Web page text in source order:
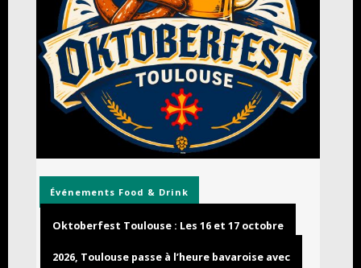
Événements Food & Drink
Oktoberfest Toulouse : Les 16 et 17 octobre
2026, Toulouse passe à l’heure bavaroise avec